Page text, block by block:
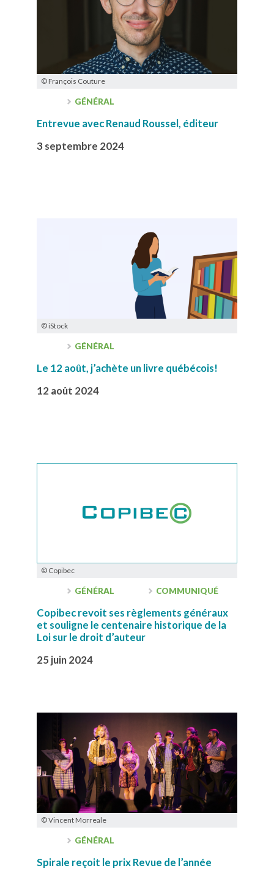
© François Couture
GÉNÉRAL
Entrevue avec Renaud Roussel, éditeur
3 septembre 2024
© iStock
GÉNÉRAL
Le 12 août, j’achète un livre québécois!
12 août 2024
© Copibec
GÉNÉRAL COMMUNIQUÉ
Copibec revoit ses règlements généraux
et souligne le centenaire historique de la
Loi sur le droit d’auteur
25 juin 2024
© Vincent Morreale
GÉNÉRAL
Spirale reçoit le prix Revue de l’année